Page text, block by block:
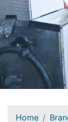
Home